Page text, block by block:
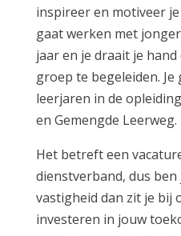
inspireer en motiveer
gaat werken met
jaar en je draait je
groep te begeleiden.
leerjaren in de
en Gemengde Leerweg.
Het betreft een
dienstverband, dus
vastigheid dan zit je bij
investeren in jouw